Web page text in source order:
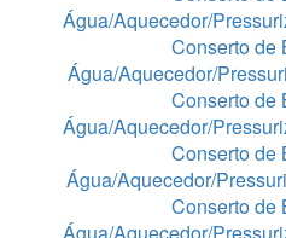
Água/Aquecedor/
Conserto de
Água/Aquecedor/
Conserto de
Água/Aquecedor/
Conserto de
Água/Aquecedor/
Conserto de